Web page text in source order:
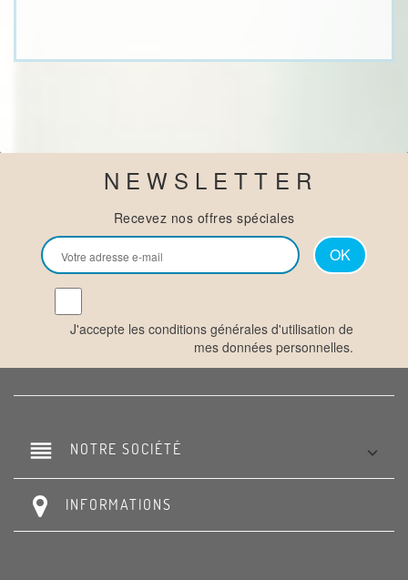
NEWSLETTER
Recevez nos offres spéciales
J'accepte les conditions générales d'utilisation de
mes données personnelles.
reorder NOTRE SOCIÉTÉ 
INFORMATIONS